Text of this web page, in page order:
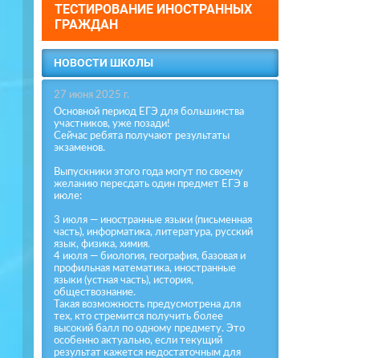
ТЕСТИРОВАНИЕ ИНОСТРАННЫХ
ГРАЖДАН
НОВОСТИ ШКОЛЫ
27 июня 2025 г.
Основной период ЕГЭ для большинства
участников, уже позади!
Сейчас ребята получают результаты
экзаменов.
Выпускники этого года могут по своему
желанию пересдать один предмет ЕГЭ в
июле:
3 июля — иностранные языки (письменная
часть), информатика, литература, русский
язык, физика, химия.
4 июля — биология, география, базовая и
профильная математика, иностранные
языки (устная часть), история,
обществознание.
Такая возможность предусмотрена для
тех, кто стремится получить более
высокий балл по одному предмету. Это
особенно актуально, если текущий
результат кажется недостаточным для